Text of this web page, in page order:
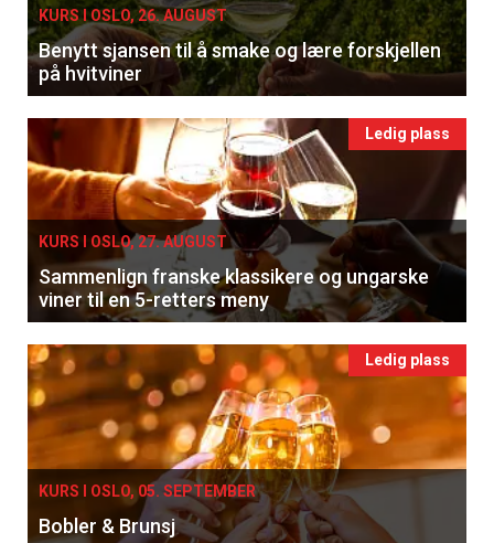
KURS I OSLO, 26. AUGUST
Benytt sjansen til å smake og lære forskjellen
på hvitviner
Ledig plass
KURS I OSLO, 27. AUGUST
Sammenlign franske klassikere og ungarske
viner til en 5-retters meny
Ledig plass
KURS I OSLO, 05. SEPTEMBER
Bobler & Brunsj